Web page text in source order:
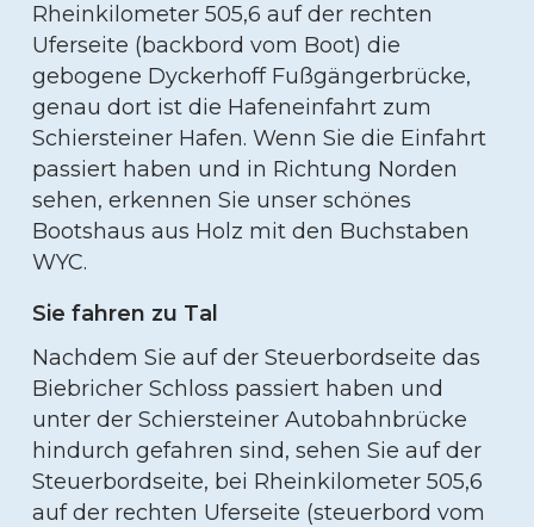
Rheinkilometer 505,6 auf der rechten
Uferseite (backbord vom Boot) die
gebogene Dyckerhoff Fußgängerbrücke,
genau dort ist die Hafeneinfahrt zum
Schiersteiner Hafen. Wenn Sie die Einfahrt
passiert haben und in Richtung Norden
sehen, erkennen Sie unser schönes
Bootshaus aus Holz mit den Buchstaben
WYC.
Sie fahren zu Tal
Nachdem Sie auf der Steuerbordseite das
Biebricher Schloss passiert haben und
unter der Schiersteiner Autobahnbrücke
hindurch gefahren sind, sehen Sie auf der
Steuerbordseite, bei Rheinkilometer 505,6
auf der rechten Uferseite (steuerbord vom